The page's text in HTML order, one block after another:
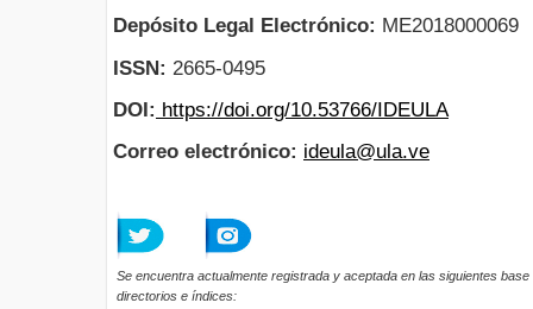
Depósito Legal Electrónico: ME2018000069
ISSN: 2665-0495
DOI: https://doi.org/10.53766/IDEULA
Correo electrónico: ideula@ula.ve
Se encuentra actualmente registrada y aceptada en las siguientes base
directorios e índices: